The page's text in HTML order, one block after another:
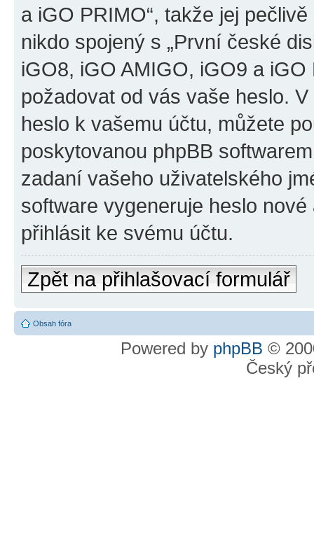
a iGO PRIMO“, takže jej
nikdo spojený s „První české
iGO8, iGO AMIGO, iGO9 a
požadovat od vás vaše heslo.
heslo k vašemu účtu, můžete
poskytovanou phpBB
zadaní vašeho uživatelského
software vygeneruje heslo
přihlásit ke svému účtu.
Zpět na přihlašovací formulář
Obsah fóra
Powered by phpBB ©
Český